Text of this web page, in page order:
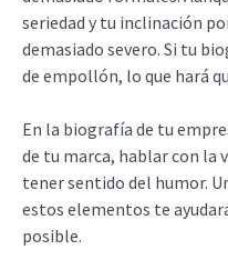
seriedad y tu inclinación
demasiado severo. Si tu
de empollón, lo que hará
En la biografía de tu
de tu marca, hablar con la
tener sentido del humor.
estos elementos te
posible.